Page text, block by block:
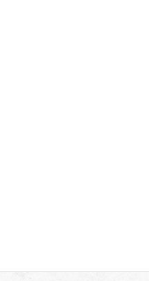
alle Infos hier!